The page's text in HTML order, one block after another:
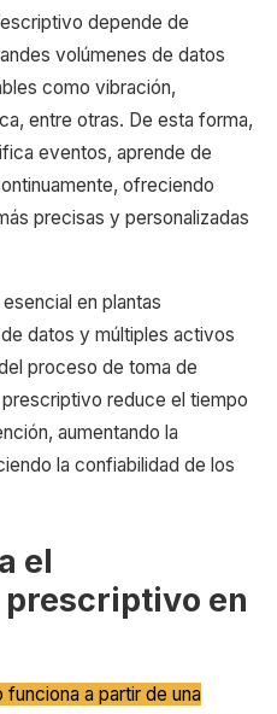
depende de
volúmenes de datos
como vibración,
entre otras. De esta forma,
eventos, aprende de
ofreciendo
precisas y personalizadas
en plantas
datos y múltiples activos
proceso de toma de
reduce el tiempo
aumentando la
la confiabilidad de los
el
en
a partir de una